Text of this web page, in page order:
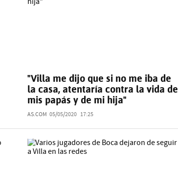
"Villa me dijo que si no me iba de
la casa, atentaría contra la vida de
mis papás y de mi hija"
AS.COM 05/05/2020 17:25